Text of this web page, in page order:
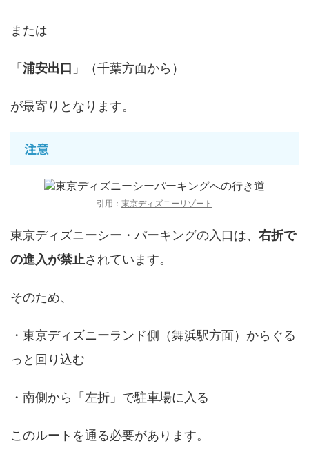
または
「 浦安出口 」（千葉方面から）
が最寄りとなります。
注意
引用： 東京ディズニーリゾート
東京ディズニーシー・パーキングの入口は、 右折で
の進入が禁止されています。
そのため、
・東京ディズニーランド側（舞浜駅方面）からぐる
っと回り込む
・南側から「左折」で駐車場に入る
このルートを通る必要があります。